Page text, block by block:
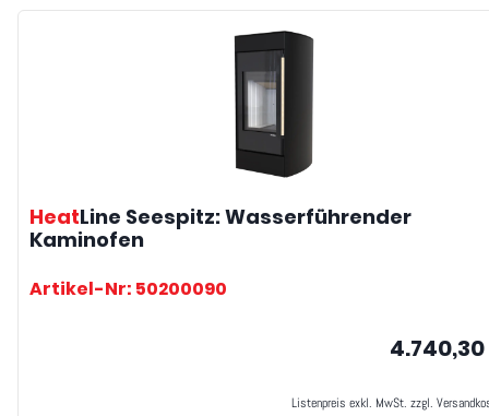
HeatLine Seespitz: Wasserführender
Kaminofen
Artikel-Nr: 50200090
Listenpreis exkl. MwSt. zzgl.